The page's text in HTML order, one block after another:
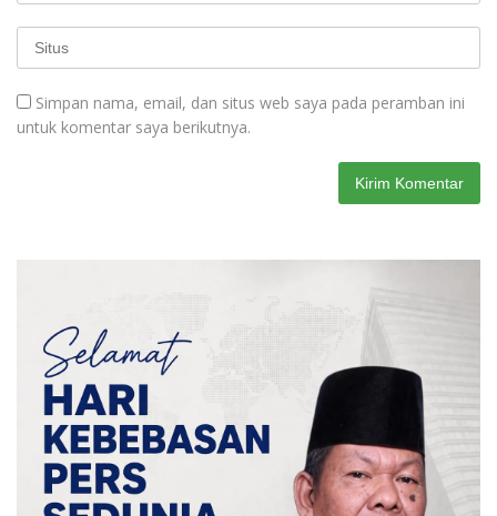
Simpan nama, email, dan situs web saya pada peramban ini
untuk komentar saya berikutnya.